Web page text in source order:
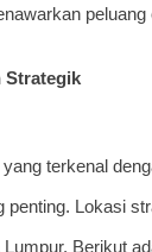
Strategik
terkenal
penting. Lokasi
Berikut